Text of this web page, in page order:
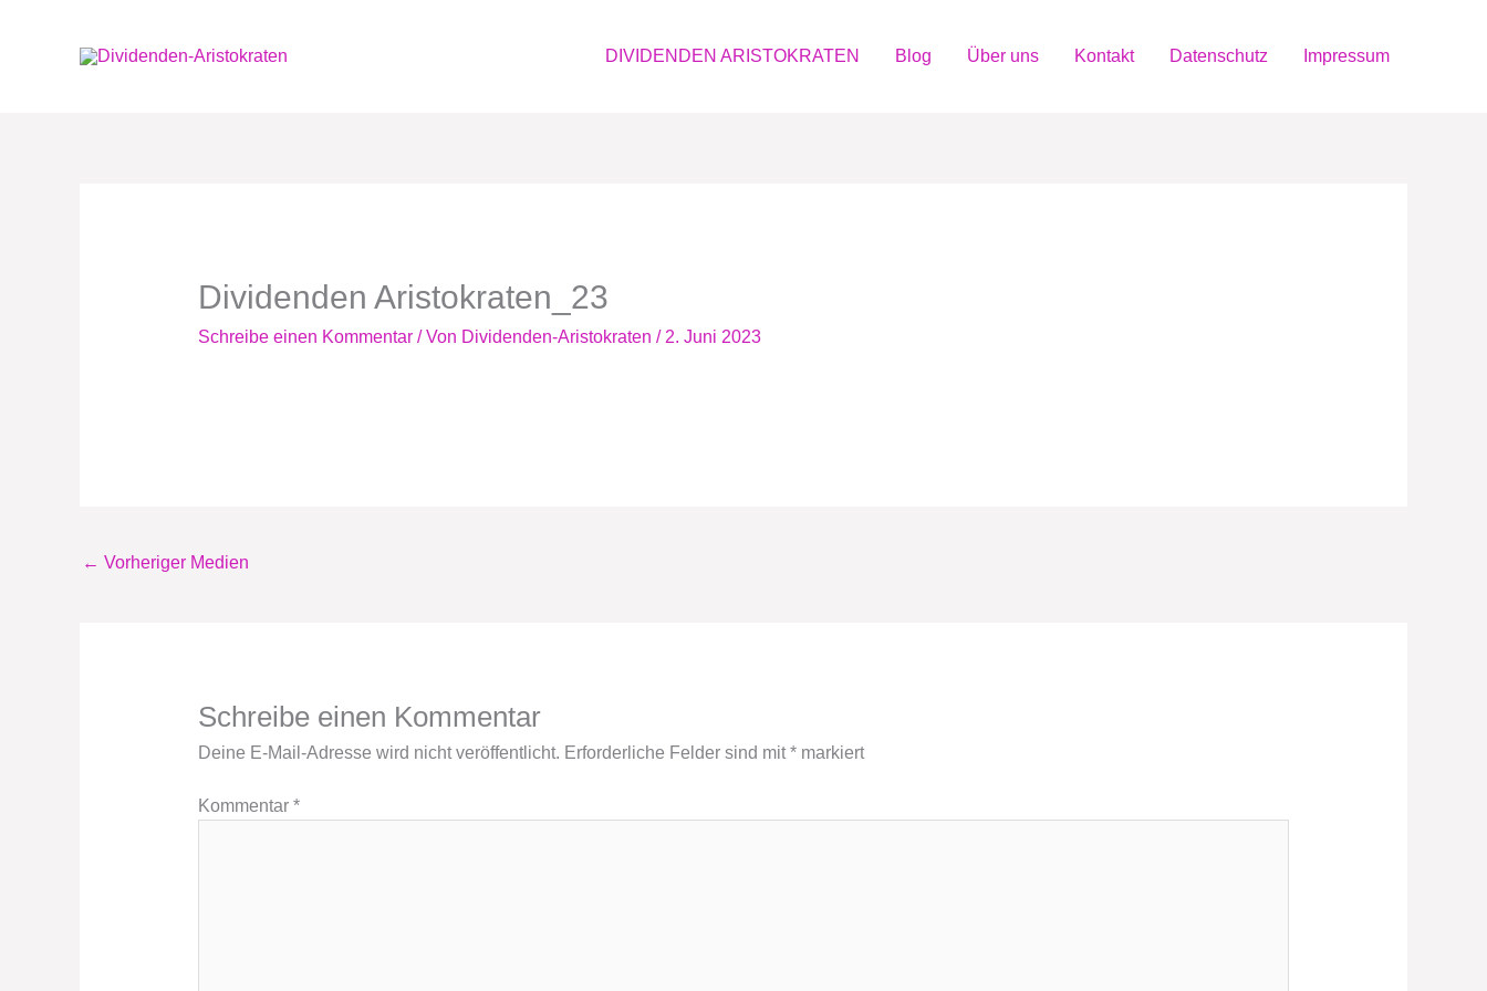
DIVIDENDEN ARISTOKRATEN Blog Über uns Kontakt Datenschutz Impressum
Dividenden Aristokraten_23
Schreibe einen Kommentar / Von Dividenden-Aristokraten /2. Juni 2023
← Vorheriger Medien
Schreibe einen Kommentar
Deine E-Mail-Adresse wird nicht veröffentlicht. Erforderliche Felder sind mit*markiert
Kommentar *